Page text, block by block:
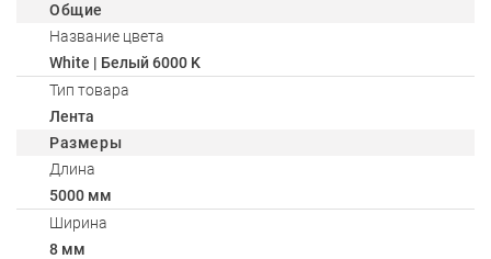
Общие
Название цвета
White | Белый 6000 K
Тип товара
Лента
Размеры
Длина
5000 мм
Ширина
8 мм